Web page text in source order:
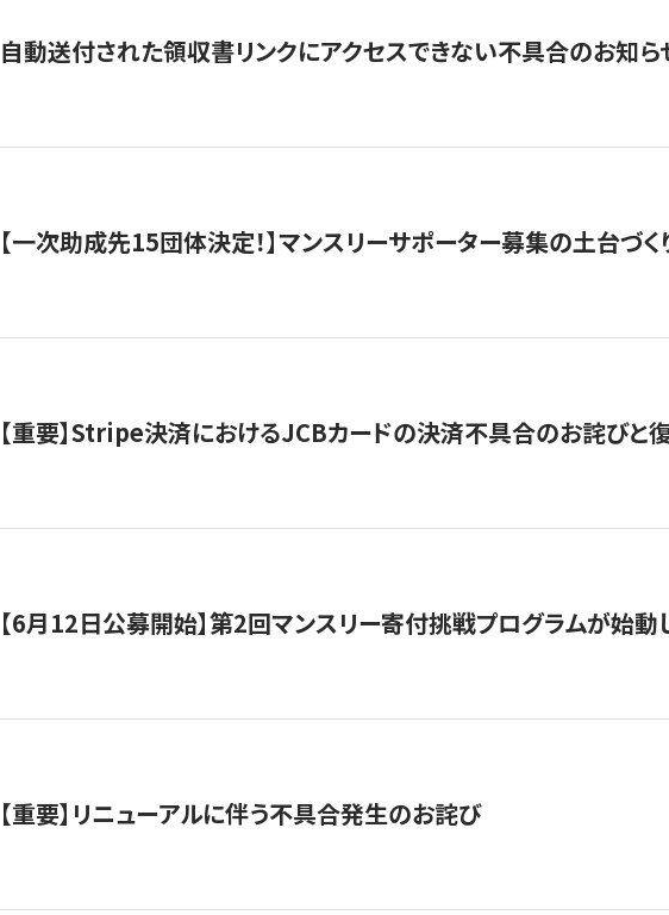
自動送付された領収書リンクにアクセスできない不具合のお知ら
【一次助成先15団体決定！】マンスリーサポーター募集の土台づ
【重要】Stripe決済におけるJCBカードの決済不具合のお詫びと
【6月12日公募開始】第2回マンスリー寄付挑戦プログラムが始動
【重要】リニューアルに伴う不具合発生のお詫び